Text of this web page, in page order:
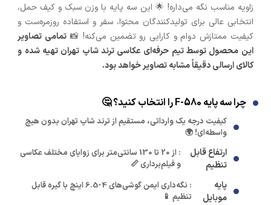
زاویه مناسب نگه می‌داره! 🌟 این سه پایه با وزن سبک و کیف حمل،
انتخابی عالی برای تولیدکنندگان محتوا، سفر و استفاده روزمره‌ست و
کیفیت ممتازش دوام و کارایی رو تضمین می‌کنه! 📸تمامی تصاویر
این محصول توسط تیم حرفه‌ای عکاسی ترند شاپ تهران تهیه شده و
کالای ارسالی دقیقاً مشابه تصاویر خواهد بود.
چرا سه پایه F-580 را انتخاب کنید؟ 🤔
کیفیت درجه یک وارداتی، مستقیم از ترند شاپ تهران بدون هیچ
واسطه‌ای! 🌍
ارتفاع قابل
تنظیم
: از 20 تا 130 سانتی‌متر برای زوایای مختلف عکاسی
و فیلم‌برداری 📏
پایه
موبایل
: نگه‌داری ایمن گوشی‌های 4-6.5 اینچ با گیره قابل
تنظیم 📱